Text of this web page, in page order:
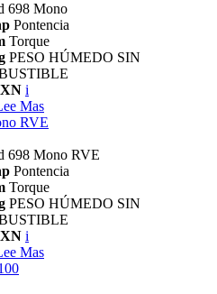
698 Mono
Pontencia
Torque
PESO HÚMEDO SIN
i
Mas
RVE
698 Mono RVE
Pontencia
Torque
PESO HÚMEDO SIN
i
Mas